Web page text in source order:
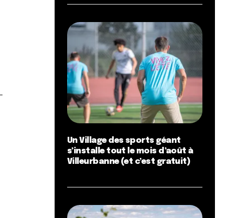
Un Village des sports géant
s’installe tout le mois d’août à
Villeurbanne (et c’est gratuit)